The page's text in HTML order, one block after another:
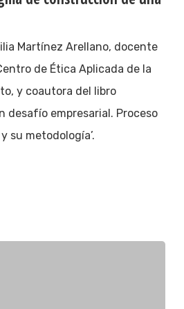
Martínez Arellano, docente
de Ética Aplicada de la
y coautora del libro
desafío empresarial. Proceso
su metodología’.